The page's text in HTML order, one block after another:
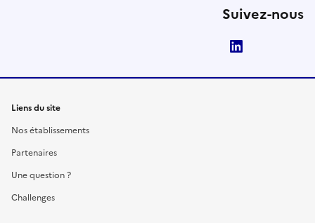
Suivez-nous
Liens du site
Nos établissements
Partenaires
Une question ?
Challenges